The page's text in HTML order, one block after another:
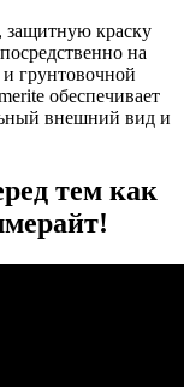
защитную краску
на
грунтовочной
обеспечивает
внешний вид и
тем как